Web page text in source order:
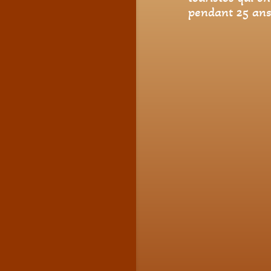
pendant 25